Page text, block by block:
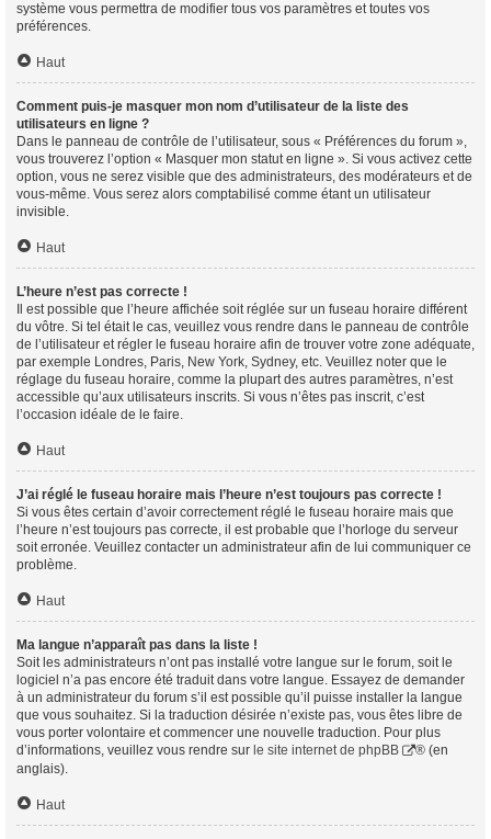
système vous permettra de modifier tous vos paramètres et toutes vos
préférences.
Haut
Comment puis-je masquer mon nom d’utilisateur de la liste des
utilisateurs en ligne ?
Dans le panneau de contrôle de l’utilisateur, sous « Préférences du forum »,
vous trouverez l’option « Masquer mon statut en ligne ». Si vous activez cette
option, vous ne serez visible que des administrateurs, des modérateurs et de
vous-même. Vous serez alors comptabilisé comme étant un utilisateur
invisible.
Haut
L’heure n’est pas correcte !
Il est possible que l’heure affichée soit réglée sur un fuseau horaire différent
du vôtre. Si tel était le cas, veuillez vous rendre dans le panneau de contrôle
de l’utilisateur et régler le fuseau horaire afin de trouver votre zone adéquate,
par exemple Londres, Paris, New York, Sydney, etc. Veuillez noter que le
réglage du fuseau horaire, comme la plupart des autres paramètres, n’est
accessible qu’aux utilisateurs inscrits. Si vous n’êtes pas inscrit, c’est
l’occasion idéale de le faire.
Haut
J’ai réglé le fuseau horaire mais l’heure n’est toujours pas correcte !
Si vous êtes certain d’avoir correctement réglé le fuseau horaire mais que
l’heure n’est toujours pas correcte, il est probable que l’horloge du serveur
soit erronée. Veuillez contacter un administrateur afin de lui communiquer ce
problème.
Haut
Ma langue n’apparaît pas dans la liste !
Soit les administrateurs n’ont pas installé votre langue sur le forum, soit le
logiciel n’a pas encore été traduit dans votre langue. Essayez de demander
à un administrateur du forum s’il est possible qu’il puisse installer la langue
que vous souhaitez. Si la traduction désirée n’existe pas, vous êtes libre de
vous porter volontaire et commencer une nouvelle traduction. Pour plus
d’informations, veuillez vous rendre sur le site internet de phpBB
® (en
anglais).
Haut